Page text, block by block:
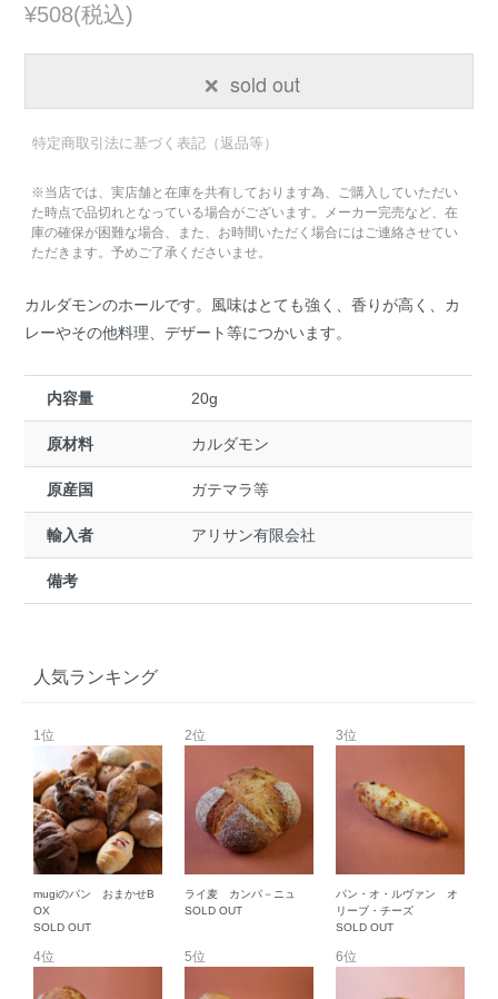
¥508(税込)
sold out
特定商取引法に基づく表記（返品等）
※当店では、実店舗と在庫を共有しております為、ご購入していただい
た時点で品切れとなっている場合がございます。メーカー完売など、在
庫の確保が困難な場合、また、お時間いただく場合にはご連絡させてい
ただきます。予めご了承くださいませ。
カルダモンのホールです。風味はとても強く、香りが高く、カ
レーやその他料理、デザート等につかいます。
内容量 20g
原材料 カルダモン
原産国 ガテマラ等
輸入者 アリサン有限会社
備考
人気ランキング
1位
mugiのパン おまかせB
OX
SOLD OUT
2位
ライ麦 カンパ－ニュ
SOLD OUT
3位
パン・オ・ルヴァン オ
リーブ・チーズ
SOLD OUT
4位 5位 6位